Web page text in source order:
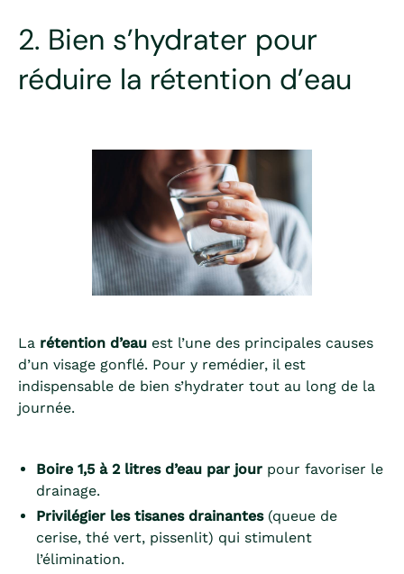
2. Bien s’hydrater pour
réduire la rétention d’eau
La rétention d’eau est l’une des principales causes
d’un visage gonflé. Pour y remédier, il est
indispensable de bien s’hydrater tout au long de la
journée.
Boire 1,5 à 2 litres d’eau par jour pour favoriser le
drainage.
Privilégier les tisanes drainantes(queue de
cerise, thé vert, pissenlit) qui stimulent
l’élimination.